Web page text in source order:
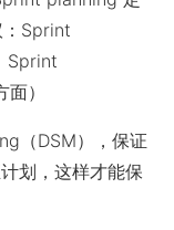
：Sprint
Sprint
）
（DSM），保证
划，这样才能保